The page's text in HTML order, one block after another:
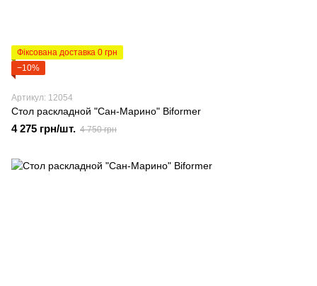
Фіксована доставка 0 грн
−10%
Артикул: 12054
Стол раскладной "Сан-Марино" Biformer
4 275 грн/шт. 4 750 грн